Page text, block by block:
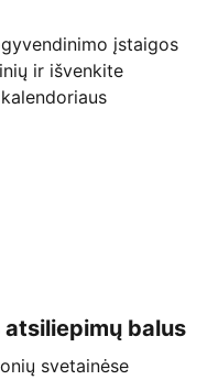
įstaigos
ir išvenkite
balus
svetainėse